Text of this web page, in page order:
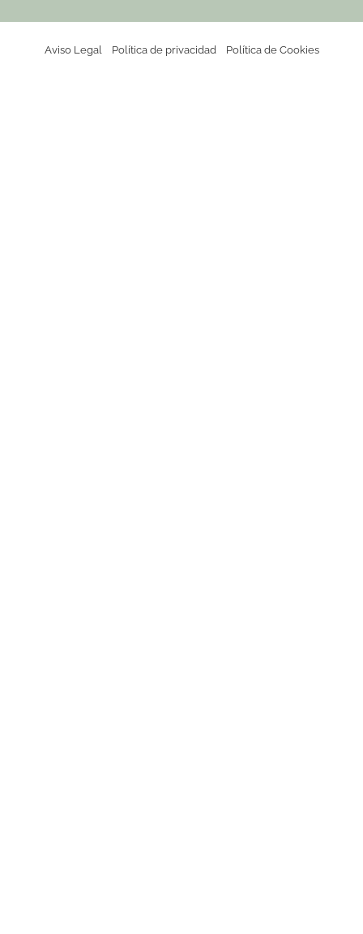
Aviso Legal Política de privacidad Política de Cookies